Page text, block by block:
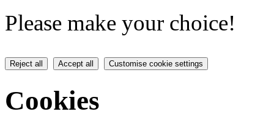
Please make your choice!
Reject all Accept all Customise cookie settings
Cookies